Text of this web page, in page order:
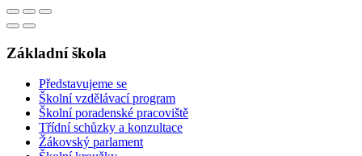
Základní škola
Představujeme se
Školní vzdělávací program
Školní poradenské pracoviště
Třídní schůzky a konzultace
Žákovský parlament